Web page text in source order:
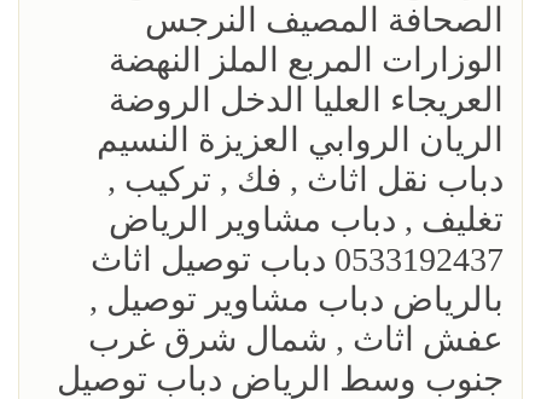
الصحافة المصيف النرجس
الوزارات المربع الملز النهضة
العريجاء العليا الدخل الروضة
الريان الروابي العزيزة النسيم
‎دباب نقل اثاث , فك , تركيب ,
تغليف , دباب مشاوير الرياض
0533192437 دباب توصيل اثاث
بالرياض دباب مشاوير توصيل ,
عفش اثاث , شمال شرق غرب
جنوب وسط الرياض دباب توصيل